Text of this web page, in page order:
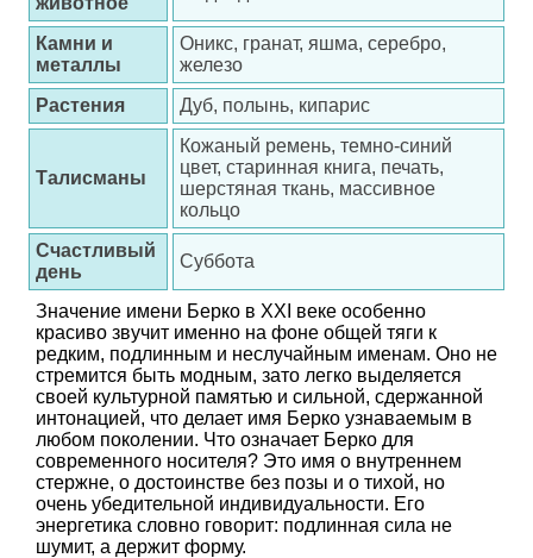
Камни и
металлы
Оникс, гранат, яшма, серебро,
железо
Растения
Дуб, полынь, кипарис
Талисманы
Кожаный ремень, темно-синий
цвет, старинная книга, печать,
шерстяная ткань, массивное
кольцо
Счастливый
день
Суббота
Значение имени Берко в XXI веке особенно
красиво звучит именно на фоне общей тяги к
редким, подлинным и неслучайным именам. Оно не
стремится быть модным, зато легко выделяется
своей культурной памятью и сильной, сдержанной
интонацией, что делает имя Берко узнаваемым в
любом поколении. Что означает Берко для
современного носителя? Это имя о внутреннем
стержне, о достоинстве без позы и о тихой, но
очень убедительной индивидуальности. Его
энергетика словно говорит: подлинная сила не
шумит, а держит форму.